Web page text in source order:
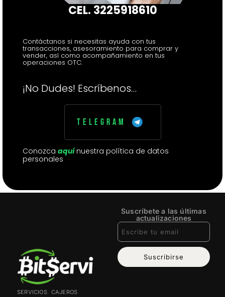
CEL. 3225918610
Contáctanos si necesitas ayuda con tus
transacciones, asesoramiento para comprar y
vender, así como acompañamiento en tus
operaciones OTC.
¡No Dudes! Escríbenos…
Conozca aquí nuestra política de datos
personales
Telegram
SERVICIOS CAJEROS
Suscríbete a las últimas
actualizaciones
Suscribirse